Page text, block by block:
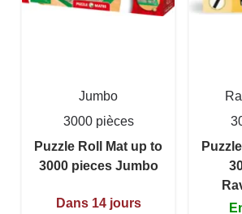
Jumbo
3000 pièces
Puzzle Roll Mat up to
3000 pieces Jumbo
Dans 14 jours